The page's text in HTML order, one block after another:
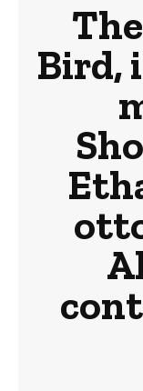
Bird,